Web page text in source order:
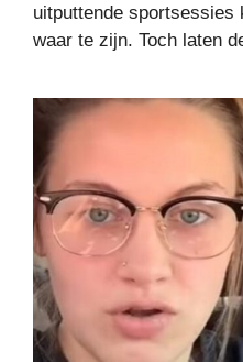
uitputtende sportsessies
waar te zijn. Toch laten